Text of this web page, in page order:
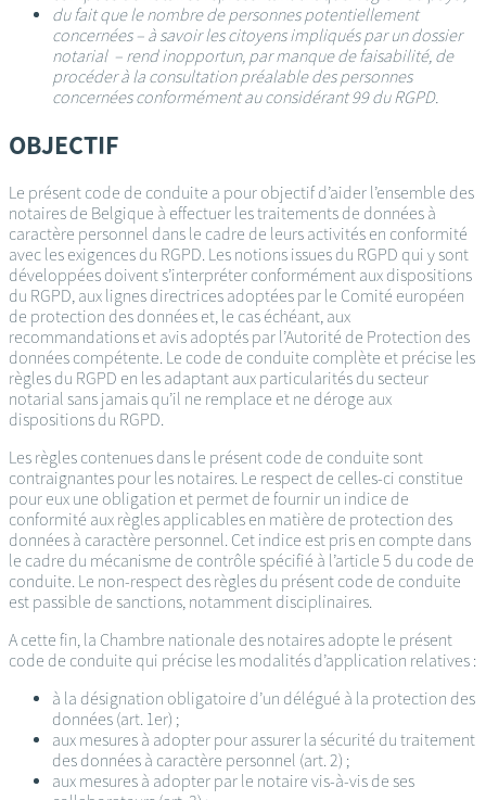
du fait que le nombre de personnes potentiellement
concernées – à savoir les citoyens impliqués par un dossier
notarial – rend inopportun, par manque de faisabilité, de
procéder à la consultation préalable des personnes
concernées conformément au considérant 99 du RGPD.
OBJECTIF
Le présent code de conduite a pour objectif d’aider l’ensemble des
notaires de Belgique à effectuer les traitements de données à
caractère personnel dans le cadre de leurs activités en conformité
avec les exigences du RGPD. Les notions issues du RGPD qui y sont
développées doivent s’interpréter conformément aux dispositions
du RGPD, aux lignes directrices adoptées par le Comité européen
de protection des données et, le cas échéant, aux
recommandations et avis adoptés par l’Autorité de Protection des
données compétente. Le code de conduite complète et précise les
règles du RGPD en les adaptant aux particularités du secteur
notarial sans jamais qu’il ne remplace et ne déroge aux
dispositions du RGPD.
Les règles contenues dans le présent code de conduite sont
contraignantes pour les notaires. Le respect de celles-ci constitue
pour eux une obligation et permet de fournir un indice de
conformité aux règles applicables en matière de protection des
données à caractère personnel. Cet indice est pris en compte dans
le cadre du mécanisme de contrôle spécifié à l’article 5 du code de
conduite. Le non-respect des règles du présent code de conduite
est passible de sanctions, notamment disciplinaires.
A cette fin, la Chambre nationale des notaires adopte le présent
code de conduite qui précise les modalités d’application relatives :
à la désignation obligatoire d’un délégué à la protection des
données (art. 1er) ;
aux mesures à adopter pour assurer la sécurité du traitement
des données à caractère personnel (art. 2) ;
aux mesures à adopter par le notaire vis-à-vis de ses